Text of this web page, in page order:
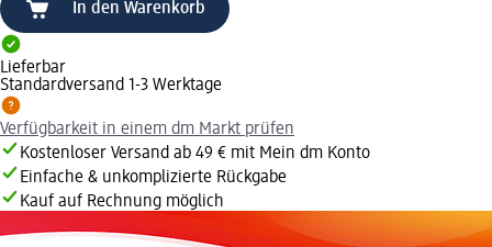
In den Warenkorb
Lieferbar
Standardversand 1-3 Werktage
Verfügbarkeit in einem dm Markt prüfen
Kostenloser Versand ab 49 € mit Mein dm Konto
Einfache & unkomplizierte Rückgabe
Kauf auf Rechnung möglich